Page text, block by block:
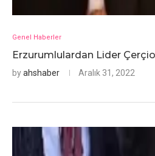
Genel Haberler
Erzurumlulardan Lider
byahshaber Aralık 31, 2022